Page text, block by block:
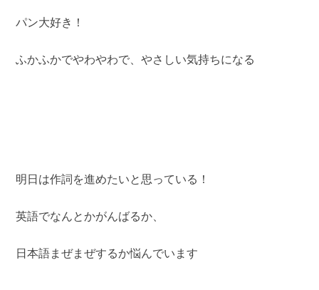
パン大好き！
ふかふかでやわやわで、やさしい気持ちになる
明日は作詞を進めたいと思っている！
英語でなんとかがんばるか、
日本語まぜまぜするか悩んでいます